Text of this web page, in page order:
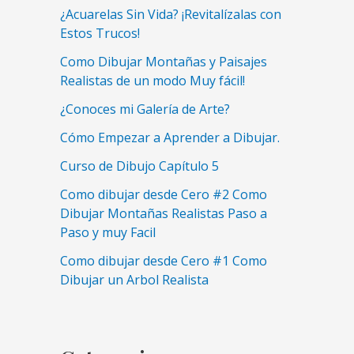
¿Acuarelas Sin Vida? ¡Revitalízalas con
Estos Trucos!
Como Dibujar Montañas y Paisajes
Realistas de un modo Muy fácil!
¿Conoces mi Galería de Arte?
Cómo Empezar a Aprender a Dibujar.
Curso de Dibujo Capítulo 5
Como dibujar desde Cero #2 Como
Dibujar Montañas Realistas Paso a
Paso y muy Facil
Como dibujar desde Cero #1 Como
Dibujar un Arbol Realista